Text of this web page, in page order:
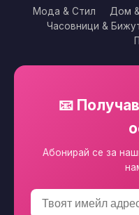
Мода & Стил Дом
Часовници &
📧
Абонирай се за